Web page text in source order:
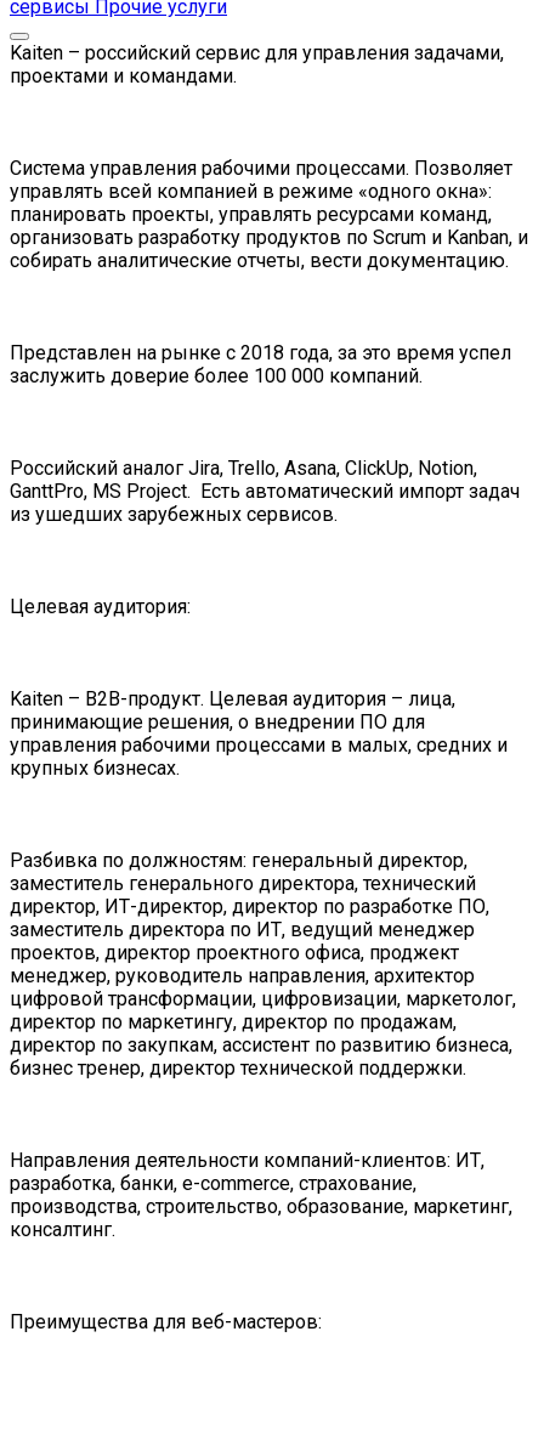
сервисы Прочие услуги
Kaiten – российский сервис для управления задачами,
проектами и командами.
Система управления рабочими процессами. Позволяет
управлять всей компанией в режиме «одного окна»:
планировать проекты, управлять ресурсами команд,
организовать разработку продуктов по Scrum и Kanban, и
собирать аналитические отчеты, вести документацию.
Представлен на рынке с 2018 года, за это время успел
заслужить доверие более 100 000 компаний.
Российский аналог Jira, Trello, Asana, ClickUp, Notion,
GanttPro, MS Project. Есть автоматический импорт задач
из ушедших зарубежных сервисов.
Целевая аудитория:
Kaiten – B2B-продукт. Целевая аудитория – лица,
принимающие решения, о внедрении ПО для
управления рабочими процессами в малых, средних и
крупных бизнесах.
Разбивка по должностям: генеральный директор,
заместитель генерального директора, технический
директор, ИТ-директор, директор по разработке ПО,
заместитель директора по ИТ, ведущий менеджер
проектов, директор проектного офиса, проджект
менеджер, руководитель направления, архитектор
цифровой трансформации, цифровизации, маркетолог,
директор по маркетингу, директор по продажам,
директор по закупкам, ассистент по развитию бизнеса,
бизнес тренер, директор технической поддержки.
Направления деятельности компаний-клиентов: ИТ,
разработка, банки, e-commerce, страхование,
производства, строительство, образование, маркетинг,
консалтинг.
Преимущества для веб-мастеров: